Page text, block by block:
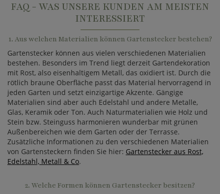
FAQ - WAS UNSERE KUNDEN AM MEISTEN
INTERESSIERT
1. Aus welchen Materialien können Gartenstecker bestehen?
Gartenstecker können aus vielen verschiedenen Materialien
bestehen. Besonders im Trend liegt derzeit Gartendekoration
mit Rost, also eisenhaltigem Metall, das oxidiert ist. Durch die
rötlich braune Oberfläche passt das Material hervorragend in
jeden Garten und setzt einzigartige Akzente. Gängige
Materialien sind aber auch Edelstahl und andere Metalle,
Glas, Keramik oder Ton. Auch Naturmaterialien wie Holz und
Stein bzw. Steinguss harmonieren wunderbar mit grünen
Außenbereichen wie dem Garten oder der Terrasse.
Zusätzliche Informationen zu den verschiedenen Materialien
von Gartensteckern finden Sie hier: Gartenstecker aus Rost,
Edelstahl, Metall & Co.
2. Welche Formen können Gartenstecker besitzen?